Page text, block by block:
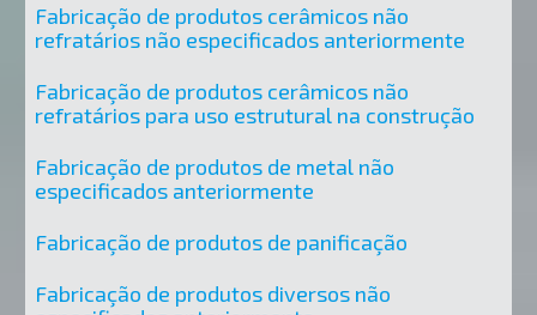
Fabricação de produtos cerâmicos não
refratários não especificados anteriormente
Fabricação de produtos cerâmicos não
refratários para uso estrutural na construção
Fabricação de produtos de metal não
especificados anteriormente
Fabricação de produtos de panificação
Fabricação de produtos diversos não